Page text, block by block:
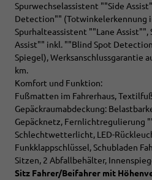
Spurwechselassistent ""Side
Detection"" (Totwinkelerkennung
Spurhalteassistent ""Lane Assist"",
Assist"" inkl. ""Blind Spot
Spiegel), Werksanschlussgarantie
km.
Komfort und Funktion:
Fußmatten im Fahrerhaus,
Gepäckraumabdeckung:
Gepäcknetz, Fernlichtregulierung
Schlechtwetterlicht, LED-
Funkklappschlüssel, Schubladen
Sitzen, 2 Abfallbehälter,
Sitz Fahrer/Beifahrer mit